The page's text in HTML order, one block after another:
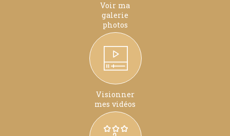
Voir ma
galerie
photos
Visionner
mes vidéos